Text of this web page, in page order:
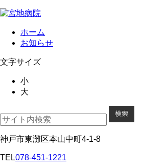
ホーム
お知らせ
文字サイズ
小
大
神戸市東灘区本山中町4-1-8
TEL078-451-1221